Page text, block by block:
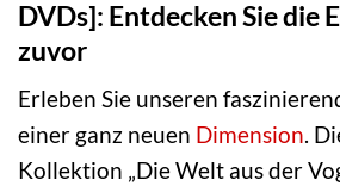
DVDs]: Entdecken Sie die
zuvor
Erleben Sie unseren
einer ganz neuen Dimension.
Kollektion „Die Welt aus der